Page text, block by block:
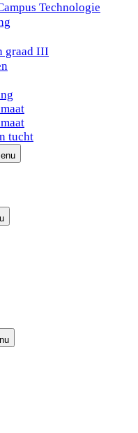
Technologie
graad III
tucht